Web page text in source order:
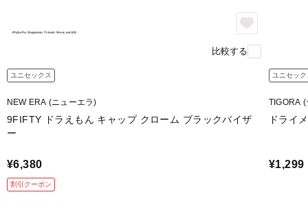
比較する
ユニセックス
NEW ERA (ニューエラ)
9FIFTY ドラえもん キャップ クローム ブラックバイザ
ー
¥6,380
割引クーポン
ユニセック
TIGORA
ドライ
¥1,299